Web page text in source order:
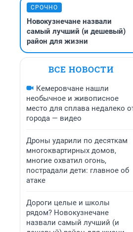
СРОЧНО
Новокузнечане назвали
самый лучший (и дешевый)
район для жизни
ВСЕ НОВОСТИ
Кемеровчане нашли
необычное и живописное
место для сплава недалеко
города — видео
Дроны ударили по десяткам
многоквартирных домов,
многие охватил огонь,
пострадали дети: главное об
атаке
Дороги целые и школы
рядом? Новокузнечане
назвали самый лучший (и